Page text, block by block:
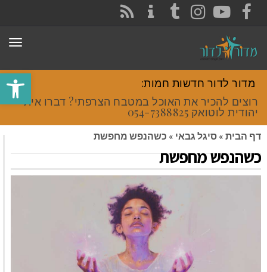
פתח
FACEBOOK
YOUTUBE
INSTAGRAM
TUMBLR
מדור לדור חדשות חמות:
רוצים להכיר את האוכל במטבח הצרפתי? דברו איתי
יהודית לוטואק 054-7388825.
דף הבית » סיגל גבאי » כשהנפש מחפשת
כשהנפש מחפשת